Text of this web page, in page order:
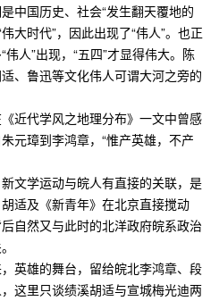
中国历史、社会“发生翻天覆地的
伟大时代”，因此出现了“伟人”。也正
伟人”出现，“五四”才显得伟大。陈
、鲁迅等文化伟人可谓大河之旁的
近代学风之地理分布》一文中曾感
元璋到李鸿章，“惟产英雄，不产
文学运动与皖人有直接的关联，是
适及《新青年》在北京直接搅动
自然又与此时的北洋政府皖系政治
英雄的舞台，留给皖北李鸿章、段
这里只谈绩溪胡适与宣城梅光迪两